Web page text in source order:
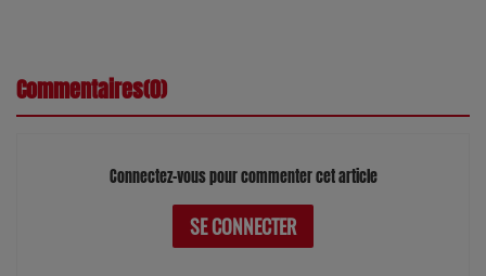
Commentaires(0)
Connectez-vous pour commenter cet article
SE CONNECTER